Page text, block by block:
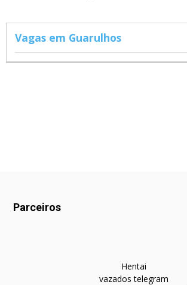
Vagas em Guarulhos
Parceiros
Hentai
vazados telegram